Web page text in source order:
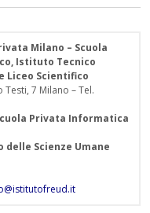
Milano – Scuola
Istituto Tecnico
Liceo Scientifico
Testi, 7 Milano – Tel.
Privata Informatica
delle Scienze Umane